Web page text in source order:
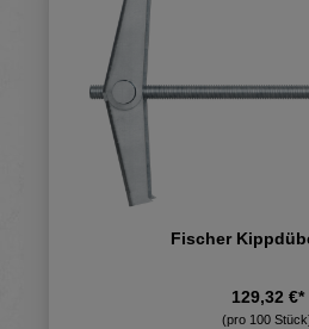
Fischer
129,32 €*
(pro 100